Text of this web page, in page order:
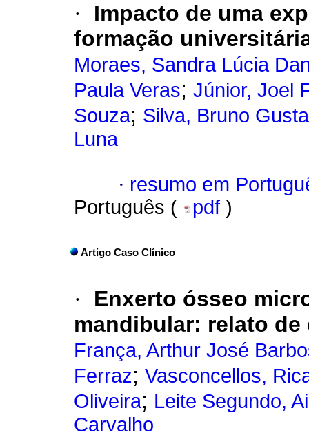
·
Impacto de uma
formação
Moraes, Sandra Lúcia
Paula Veras; Júnior, Joel
Souza; Silva, Bruno
Luna
· resumo em
Português (
pdf )
Artigo Caso Clínico
·
Enxerto ósseo
mandibular: relato de
França, Arthur José
Ferraz; Vasconcellos,
Oliveira; Leite Segundo,
Carvalho